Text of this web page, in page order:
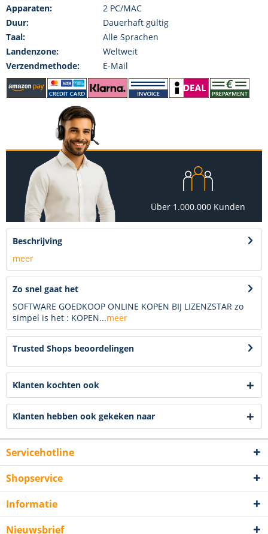
Apparaten:
2 PC/MAC
Duur:
Dauerhaft gültig
Taal:
Alle Sprachen
Landenzone:
Weltweit
Verzendmethode:
E-Mail
Über 1.000.000 Kunden
Beschrijving
meer
Zo snel gaat het
SOFTWARE GOEDKOOP ONLINE KOPEN BIJ LIZENZSTAR zo
simpel is het : KOPEN...meer
Trusted Shops beoordelingen
Klanten kochten ook
Klanten hebben ook gekeken naar
Servicehotline
Shopservice
Informatie
Nieuwsbrief